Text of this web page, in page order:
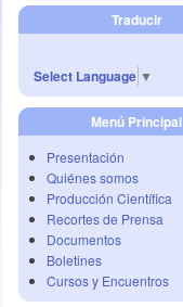
Traducir
Select Language ▼
Menú Principal
Presentación
Quiénes somos
Producción Científica
Recortes de Prensa
Documentos
Boletines
Cursos y Encuentros